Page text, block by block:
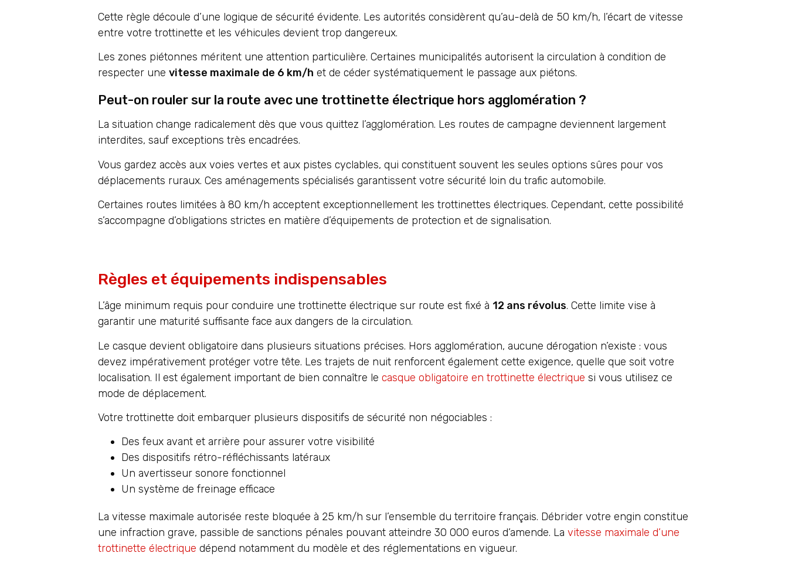
Cette règle découle d’une logique de sécurité évidente. Les autorités considèrent qu’au-delà de 50 km/h, l’écart de vitesse
entre votre trottinette et les véhicules devient trop dangereux.
Les zones piétonnes méritent une attention particulière. Certaines municipalités autorisent la circulation à condition de
respecter une vitesse maximale de 6 km/h et de céder systématiquement le passage aux piétons.
Peut-on rouler sur la route avec une trottinette électrique hors agglomération ?
La situation change radicalement dès que vous quittez l’agglomération. Les routes de campagne deviennent largement
interdites, sauf exceptions très encadrées.
Vous gardez accès aux voies vertes et aux pistes cyclables, qui constituent souvent les seules options sûres pour vos
déplacements ruraux. Ces aménagements spécialisés garantissent votre sécurité loin du trafic automobile.
Certaines routes limitées à 80 km/h acceptent exceptionnellement les trottinettes électriques. Cependant, cette possibilité
s’accompagne d’obligations strictes en matière d’équipements de protection et de signalisation.
Règles et équipements indispensables
L’âge minimum requis pour conduire une trottinette électrique sur route est fixé à 12 ans révolus. Cette limite vise à
garantir une maturité suffisante face aux dangers de la circulation.
Le casque devient obligatoire dans plusieurs situations précises. Hors agglomération, aucune dérogation n’existe : vous
devez impérativement protéger votre tête. Les trajets de nuit renforcent également cette exigence, quelle que soit votre
localisation. Il est également important de bien connaître le casque obligatoire en trottinette électrique si vous utilisez ce
mode de déplacement.
Votre trottinette doit embarquer plusieurs dispositifs de sécurité non négociables :
Des feux avant et arrière pour assurer votre visibilité
Des dispositifs rétro-réfléchissants latéraux
Un avertisseur sonore fonctionnel
Un système de freinage efficace
La vitesse maximale autorisée reste bloquée à 25 km/h sur l’ensemble du territoire français. Débrider votre engin constitue
une infraction grave, passible de sanctions pénales pouvant atteindre 30 000 euros d’amende. La vitesse maximale d’une
trottinette électrique dépend notamment du modèle et des réglementations en vigueur.